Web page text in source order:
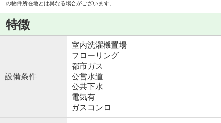
の物件所在地とは異なる場合がございます。
特徴
設備条件
室内洗濯機置場
フローリング
都市ガス
公営水道
公共下水
電気有
ガスコンロ